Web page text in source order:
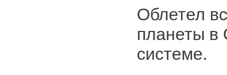
Облетел
планеты в
системе.